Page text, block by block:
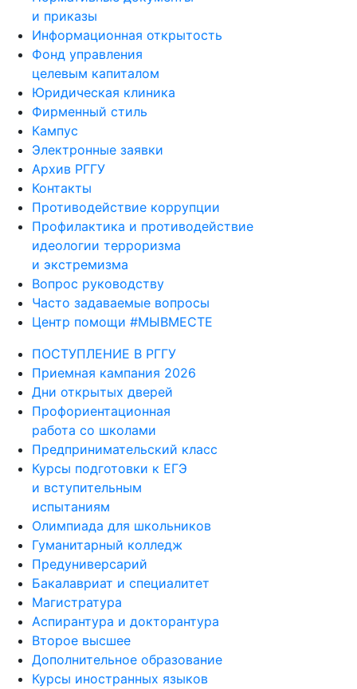
и приказы
Информационная открытость
Фонд управления
целевым капиталом
Юридическая клиника
Фирменный стиль
Кампус
Электронные заявки
Архив РГГУ
Контакты
Противодействие коррупции
Профилактика и противодействие
идеологии терроризма
и экстремизма
Вопрос руководству
Часто задаваемые вопросы
Центр помощи #МЫВМЕСТЕ
ПОСТУПЛЕНИЕ В РГГУ
Приемная кампания 2026
Дни открытых дверей
Профориентационная
работа со школами
Предпринимательский класс
Курсы подготовки к ЕГЭ
и вступительным
испытаниям
Олимпиада для школьников
Гуманитарный колледж
Предуниверсарий
Бакалавриат и специалитет
Магистратура
Аспирантура и докторантура
Второе высшее
Дополнительное образование
Курсы иностранных языков